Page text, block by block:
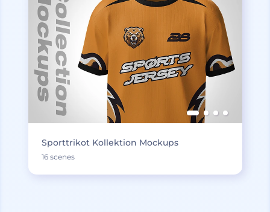
Sporttrikot Kollektion Mockups
16 scenes